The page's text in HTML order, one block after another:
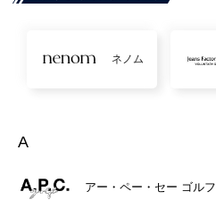
ネノム
A
アー・ペー・セー ゴルフ